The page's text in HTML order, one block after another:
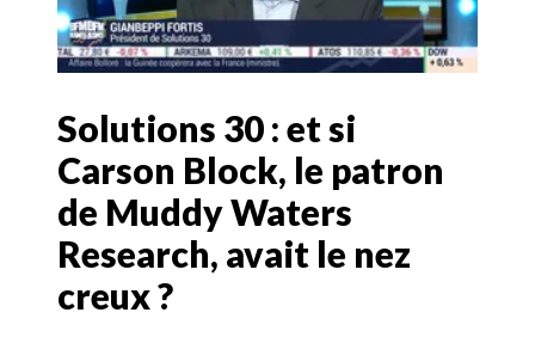
Solutions 30 : et si
Carson Block, le patron
de Muddy Waters
Research, avait le nez
creux ?